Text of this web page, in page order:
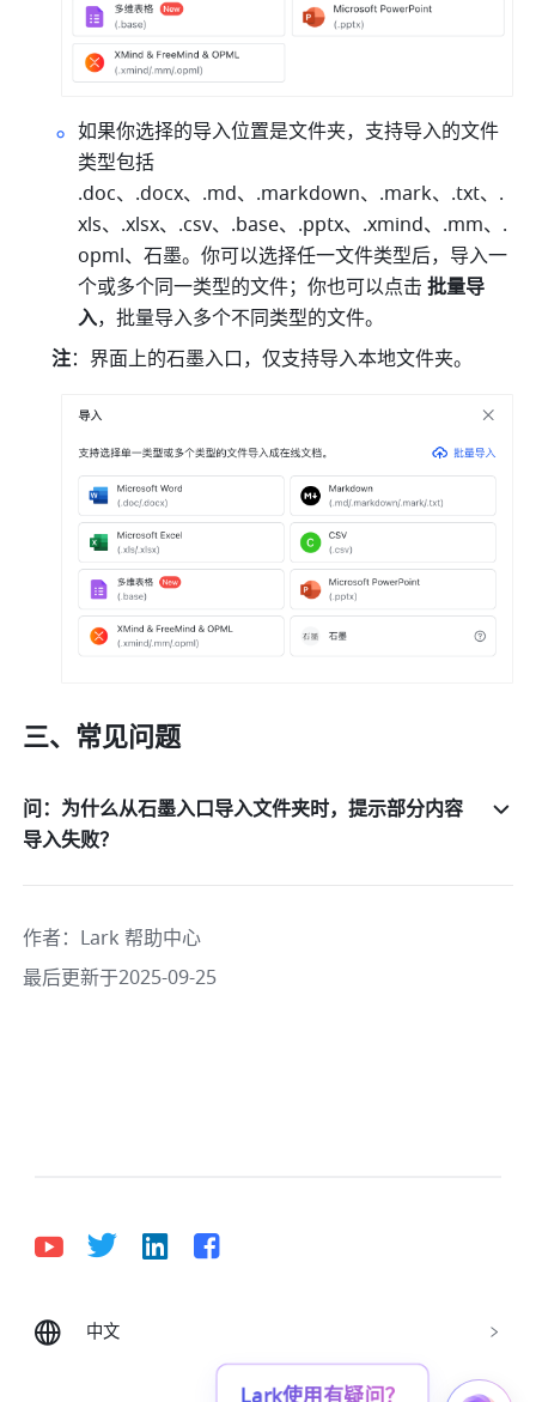
如果你选择的导入位置是文件夹，支持导入的文件
类型包括
.doc、.docx、.md、.markdown、.mark、.txt、.
xls、.xlsx、.csv、.base、.pptx、.xmind、.mm、.
opml、石墨。你可以选择任一文件类型后，导入一
个或多个同一类型的文件；你也可以点击 批量导
入，批量导入多个不同类型的文件。
注：界面上的石墨入口，仅支持导入本地文件夹。
三、常见问题
问：为什么从石墨入口导入文件夹时，提示部分内容
导入失败？
作者： Lark 帮助中心
最后更新于2025-09-25
中文
Deutsch English